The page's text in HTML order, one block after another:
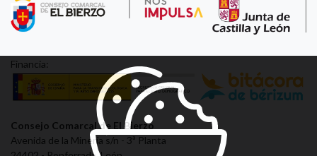
Financia:
Consejo Comarcal de El Bierzo
Avenida de la Minería s/n - 3ª Planta